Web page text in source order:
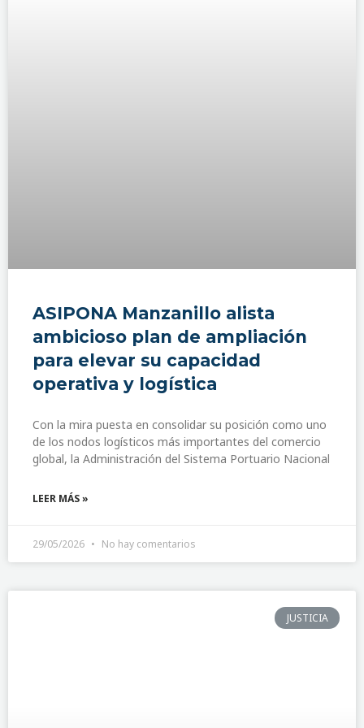
ASIPONA Manzanillo alista
ambicioso plan de ampliación
para elevar su capacidad
operativa y logística
Con la mira puesta en consolidar su posición como uno
de los nodos logísticos más importantes del comercio
global, la Administración del Sistema Portuario Nacional
LEER MÁS »
29/05/2026 No hay comentarios
JUSTICIA